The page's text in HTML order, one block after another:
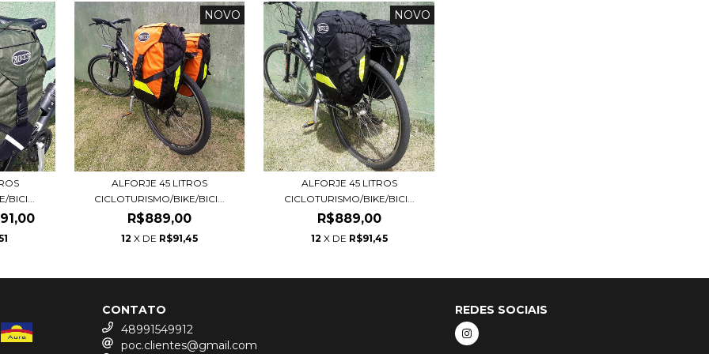
BICI...
NOVO
ALFORJE 45 LITROS
CICLOTURISMO/BIKE/BICI...
R$889,00
12 X DE R$91,45
NOVO
ALFORJE 45 LITROS
CICLOTURISMO/BIKE/BICI...
R$889,00
12 X DE R$91,45
CONTATO
48991549912
poc.clientes@gmail.com
REDES SOCIAIS